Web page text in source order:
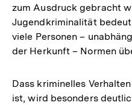
zum Ausdruck gebracht
Jugendkriminalität
viele Personen –
der Herkunft – Normen
Dass kriminelles
ist, wird besonders